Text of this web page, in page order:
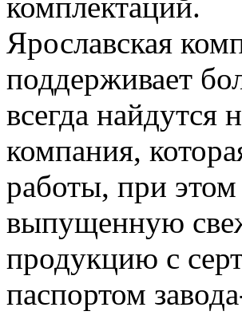
Ярославская
поддерживает
всегда найдутся
компания,
работы, при
выпущенную
продукцию с
паспортом